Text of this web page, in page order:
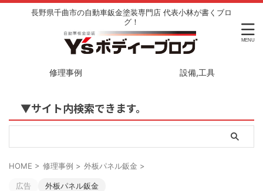
長野県千曲市の自動車鈑金塗装専門店 代表小林が書くブロ
グ！
修理事例 設備,工具
▼サイト内検索できます。
HOME > 修理事例 > 外板パネル鈑金 >
広告 外板パネル鈑金